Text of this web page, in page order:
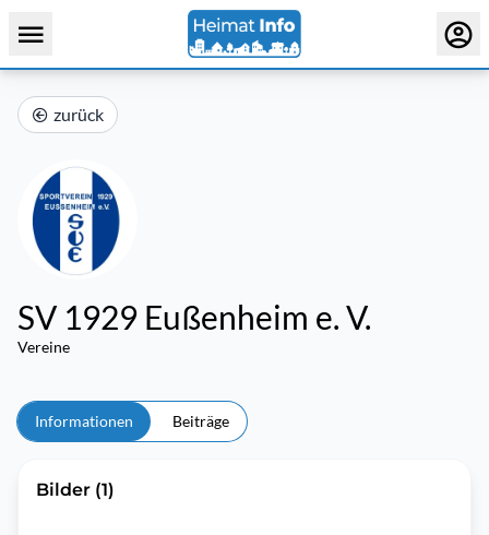
zurück
SV 1929 Eußenheim e. V.
Vereine
Informationen Beiträge
Bilder (1)